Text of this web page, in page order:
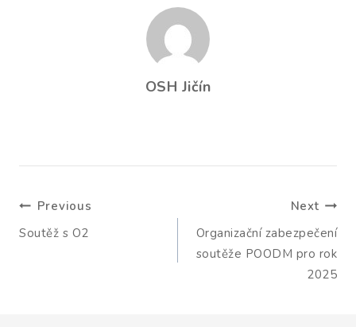
OSH Jičín
Navigace
pro
příspěvek
Previous
Soutěž s O2
Next
Organizační zabezpečení
soutěže POODM pro rok
2025